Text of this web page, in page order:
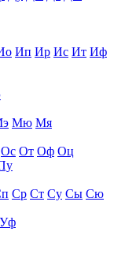
Ип Ир Ис Ит Иф
Мю Мя
Ос От Оф Оц
Ср Ст Су Сы Сю
Уф